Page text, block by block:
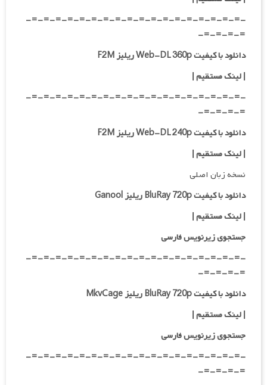
-=-=-=-=-=-=-=-=-=-=-=-=-=-=-=-=-=-=-
=-=-=-=-
دانلود با کیفیت Web-DL 360p ریلیز F2M
| لینک مستقیم|
-=-=-=-=-=-=-=-=-=-=-=-=-=-=-=-=-=-=-
=-=-=-=-
دانلود با کیفیت Web-DL 240p ریلیز F2M
| لینک مستقیم|
نسخه زبان اصلی
دانلود با کیفیت BluRay 720p ریلیز Ganool
|لینک مستقیم|
جستجوی زیرنویس فارسی
-=-=-=-=-=-=-=-=-=-=-=-=-=-=-=-=-=-=-
=-=-=-=-
دانلود با کیفیت BluRay 720p ریلیز MkvCage
|لینک مستقیم|
جستجوی زیرنویس فارسی
-=-=-=-=-=-=-=-=-=-=-=-=-=-=-=-=-=-=-
=-=-=-=-